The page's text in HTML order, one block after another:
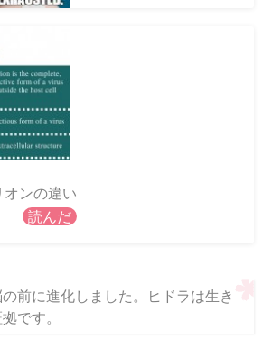
オンの違い
読んだ
前に進化しました。ヒドラは生き
です。